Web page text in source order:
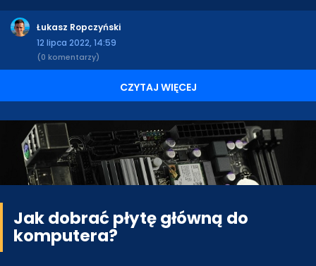
Łukasz Ropczyński
12 lipca 2022, 14:59
(0 komentarzy)
CZYTAJ WIĘCEJ
Jak dobrać płytę główną do
komputera?